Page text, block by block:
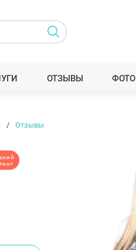
ОТЗЫВЫ ФОТО
Отзывы